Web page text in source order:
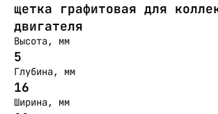
щетка графитовая для
двигателя
Высота, мм
5
Глубина, мм
16
Ширина, мм